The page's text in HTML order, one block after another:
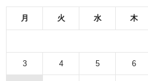
月 火 水 木
3 4 5 6